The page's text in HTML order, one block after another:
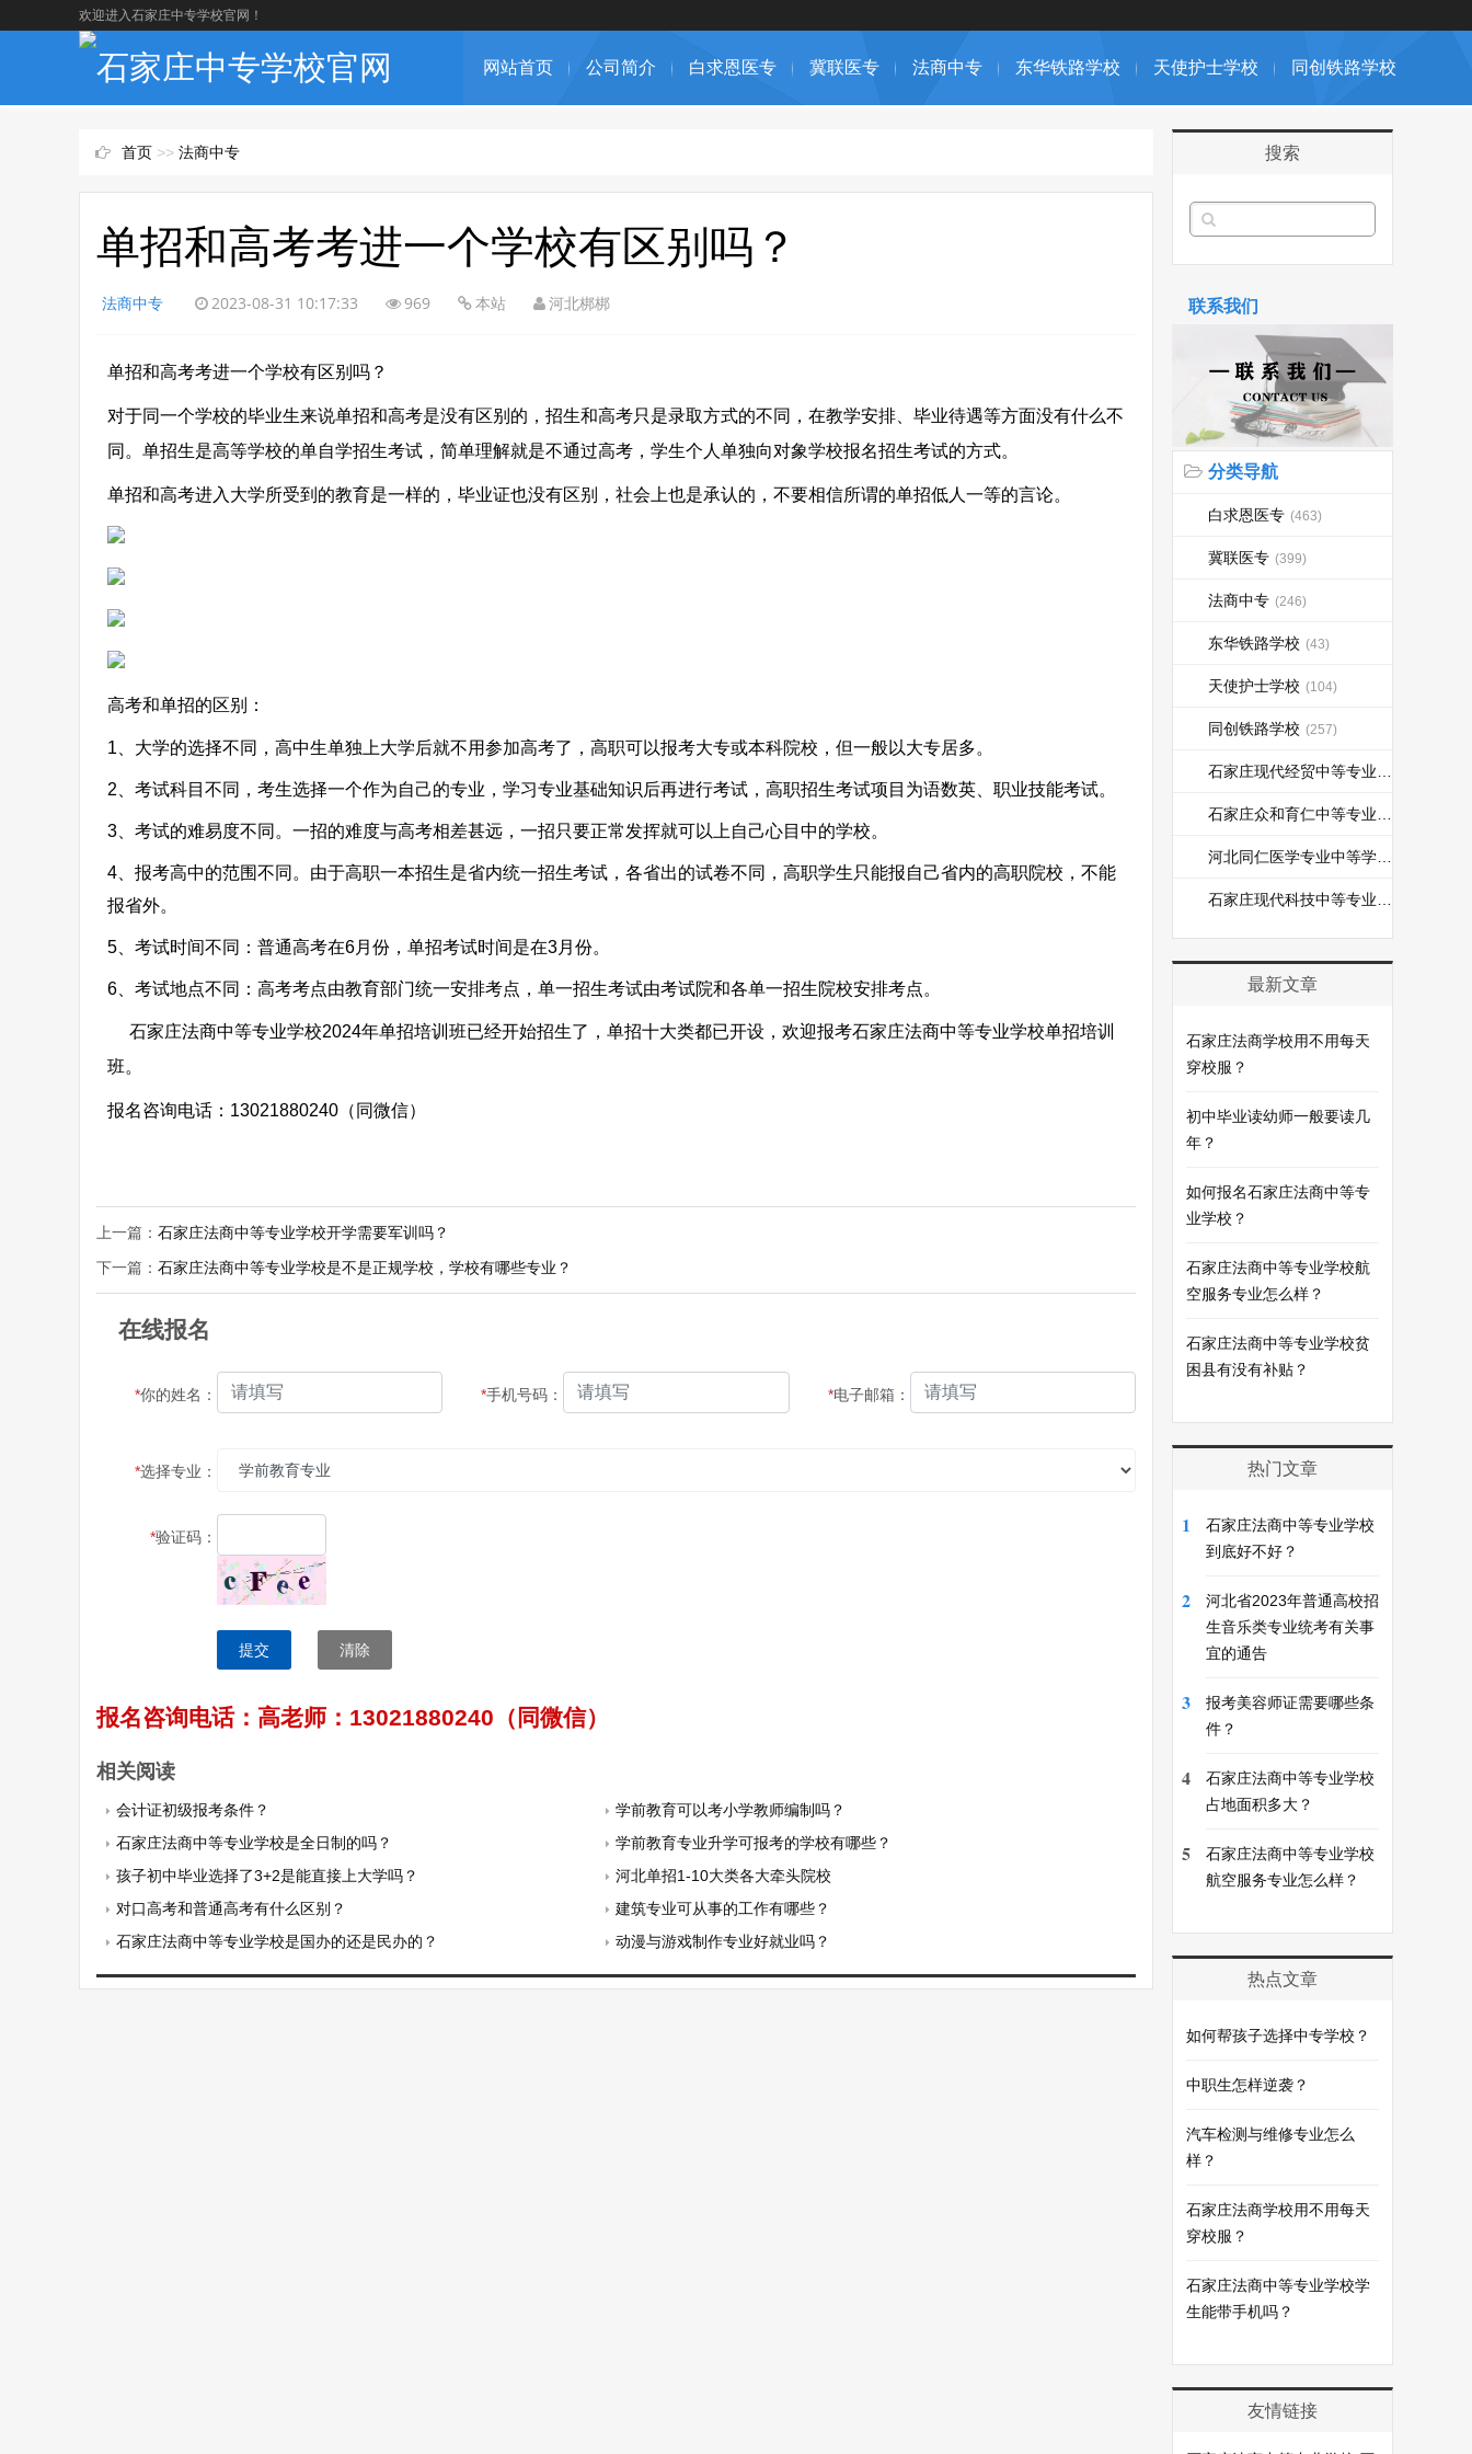
欢迎进入石家庄中专学校官网！
网站首页 公司简介 白求恩医专 冀联医专 法商中专 东华铁路学校 天使护士学校 同创铁路学校
首页 >> 法商中专
单招和高考考进一个学校有区别吗？
法商中专 2023-08-31 10:17:33 969 本站 河北梆梆
单招和高考考进一个学校有区别吗？
对于同一个学校的毕业生来说单招和高考是没有区别的，招生和高考只是录取方式的不同，在教学安排、毕业待遇等方面没有什么不
同。单招生是高等学校的单自学招生考试，简单理解就是不通过高考，学生个人单独向对象学校报名招生考试的方式。
单招和高考进入大学所受到的教育是一样的，毕业证也没有区别，社会上也是承认的，不要相信所谓的单招低人一等的言论。
高考和单招的区别：
1、大学的选择不同，高中生单独上大学后就不用参加高考了，高职可以报考大专或本科院校，但一般以大专居多。
2、考试科目不同，考生选择一个作为自己的专业，学习专业基础知识后再进行考试，高职招生考试项目为语数英、职业技能考试。
3、考试的难易度不同。一招的难度与高考相差甚远，一招只要正常发挥就可以上自己心目中的学校。
4、报考高中的范围不同。由于高职一本招生是省内统一招生考试，各省出的试卷不同，高职学生只能报自己省内的高职院校，不能
报省外。
5、考试时间不同：普通高考在6月份，单招考试时间是在3月份。
6、考试地点不同：高考考点由教育部门统一安排考点，单一招生考试由考试院和各单一招生院校安排考点。
石家庄法商中等专业学校2024年单招培训班已经开始招生了，单招十大类都已开设，欢迎报考石家庄法商中等专业学校单招培训
班。
报名咨询电话：13021880240（同微信）
上一篇： 石家庄法商中等专业学校开学需要军训吗？
下一篇： 石家庄法商中等专业学校是不是正规学校，学校有哪些专业？
在线报名
*你的姓名： *手机号码： *电子邮箱：
*选择专业：
*验证码：
提交 清除
报名咨询电话：高老师：13021880240（同微信）
相关阅读
会计证初级报考条件？
学前教育可以考小学教师编制吗？
石家庄法商中等专业学校是全日制的吗？
学前教育专业升学可报考的学校有哪些？
孩子初中毕业选择了3+2是能直接上大学吗？
河北单招1-10大类各大牵头院校
对口高考和普通高考有什么区别？
建筑专业可从事的工作有哪些？
石家庄法商中等专业学校是国办的还是民办的？
动漫与游戏制作专业好就业吗？
搜索
联系我们
分类导航
白求恩医专 (463)
冀联医专 (399)
法商中专 (246)
东华铁路学校 (43)
天使护士学校 (104)
同创铁路学校 (257)
石家庄现代经贸中等专业学校
石家庄众和育仁中等专业学校
河北同仁医学专业中等学校
石家庄现代科技中等专业学校
最新文章
石家庄法商学校用不用每天
穿校服？
初中毕业读幼师一般要读几
年？
如何报名石家庄法商中等专
业学校？
石家庄法商中等专业学校航
空服务专业怎么样？
石家庄法商中等专业学校贫
困县有没有补贴？
热门文章
1
石家庄法商中等专业学校
到底好不好？
2
河北省2023年普通高校招
生音乐类专业统考有关事
宜的通告
3
报考美容师证需要哪些条
件？
4
石家庄法商中等专业学校
占地面积多大？
5
石家庄法商中等专业学校
航空服务专业怎么样？
热点文章
如何帮孩子选择中专学校？
中职生怎样逆袭？
汽车检测与维修专业怎么
样？
石家庄法商学校用不用每天
穿校服？
石家庄法商中等专业学校学
生能带手机吗？
友情链接